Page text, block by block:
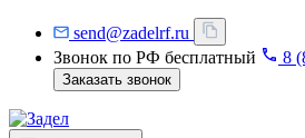
send@zadelrf.ru
Звонок по РФ бесплатный
8
Заказать звонок